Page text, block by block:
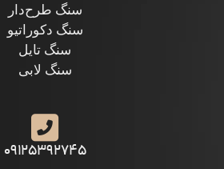
سنگ طرح‌دار
سنگ دکوراتیو
سنگ تایل
سنگ لابی
۰۹۱۲۵۳۹۲۷۴۵